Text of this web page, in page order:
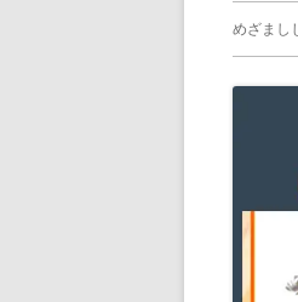
メ
イ
ニ
ュ
めざまし